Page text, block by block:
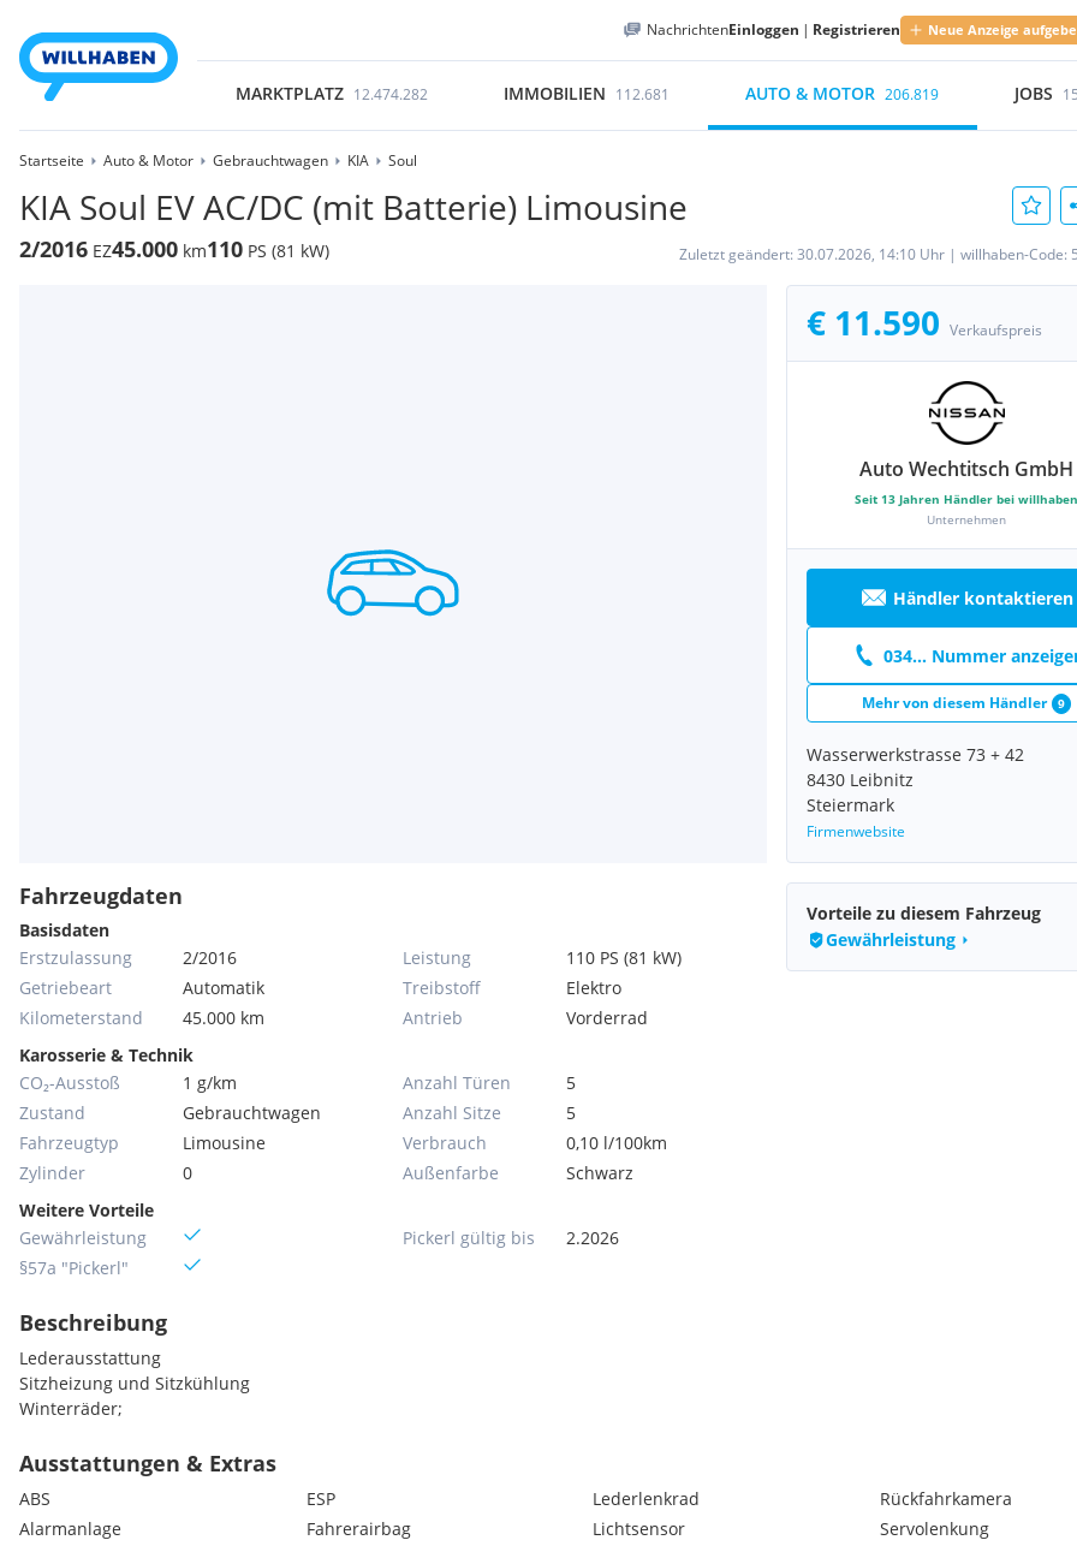
NachrichtenEinloggen | Registrieren Neue Anzeige
MARKTPLATZ 12.474.282 IMMOBILIEN 112.681 AUTO & MOTOR 206.819 JOBS
Startseite Auto & Motor Gebrauchtwagen KIA Soul
KIA Soul EV AC/DC (mit Batterie) Limousine
2/2016 EZ45.000 km110 PS (81 kW) Zuletzt geändert: 30.07.2026, 14:10 Uhr | willhaben-Code:
€ 11.590 Verkaufspreis
Auto Wechtitsch GmbH
Seit 13 Jahren Händler bei willhaben
Unternehmen
Händler kontaktieren
034... Nummer
Mehr von diesem Händler 9
Wasserwerkstrasse 73 + 42
8430 Leibnitz
Steiermark
Firmenwebsite
Fahrzeugdaten
Basisdaten
Erstzulassung
2/2016
Getriebeart
Automatik
Kilometerstand
45.000 km
Leistung
110 PS (81 kW)
Treibstoff
Elektro
Antrieb
Vorderrad
Karosserie & Technik
CO₂-Ausstoß
1 g/km
Zustand
Gebrauchtwagen
Fahrzeugtyp
Limousine
Zylinder
0
Anzahl Türen
5
Anzahl Sitze
5
Verbrauch
0,10 l/100km
Außenfarbe
Schwarz
Weitere Vorteile
Gewährleistung
§57a "Pickerl"
Pickerl gültig bis 2.2026
Beschreibung
Lederausstattung
Sitzheizung und Sitzkühlung
Winterräder;
Vorteile zu diesem Fahrzeug
Gewährleistung
Ausstattungen & Extras
ABS
Alarmanlage
ESP
Fahrerairbag
Lederlenkrad
Lichtsensor
Rückfahrkamera
Servolenkung